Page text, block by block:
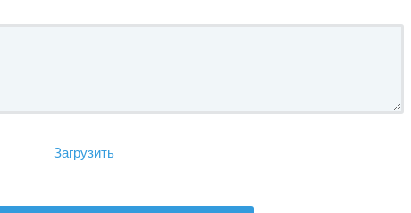
Загрузить